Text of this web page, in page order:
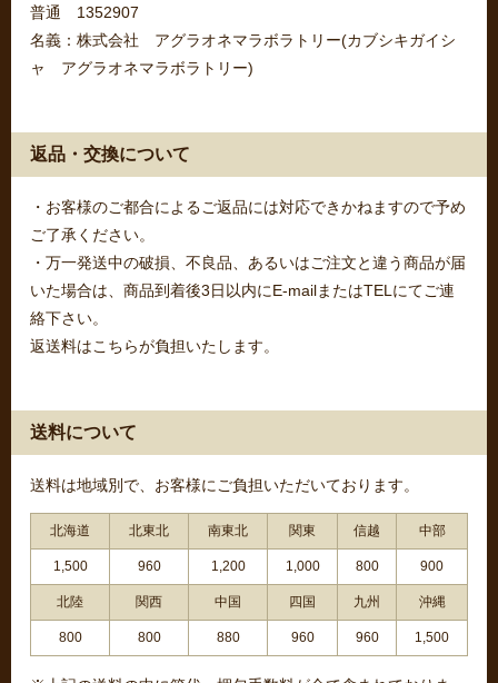
普通 1352907
名義：株式会社 アグラオネマラボラトリー(カブシキガイシ
ャ アグラオネマラボラトリー)
返品・交換について
・お客様のご都合によるご返品には対応できかねますので予め
ご了承ください。
・万一発送中の破損、不良品、あるいはご注文と違う商品が届
いた場合は、商品到着後3日以内にE-mailまたはTELにてご連
絡下さい。
返送料はこちらが負担いたします。
送料について
送料は地域別で、お客様にご負担いただいております。
北海道 北東北 南東北 関東 信越 中部
1,500 960 1,200 1,000 800 900
北陸 関西 中国 四国 九州 沖縄
800 800 880 960 960 1,500